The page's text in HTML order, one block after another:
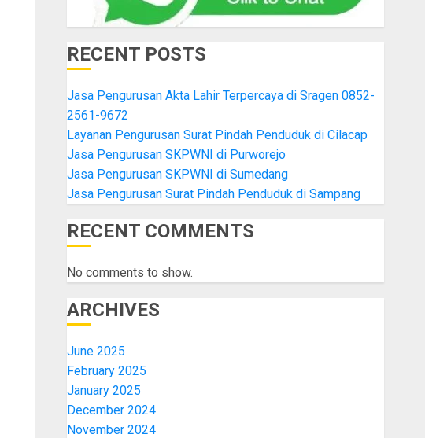
RECENT POSTS
Jasa Pengurusan Akta Lahir Terpercaya di Sragen 0852-
2561-9672
Layanan Pengurusan Surat Pindah Penduduk di Cilacap
Jasa Pengurusan SKPWNI di Purworejo
Jasa Pengurusan SKPWNI di Sumedang
Jasa Pengurusan Surat Pindah Penduduk di Sampang
RECENT COMMENTS
No comments to show.
ARCHIVES
June 2025
February 2025
January 2025
December 2024
November 2024